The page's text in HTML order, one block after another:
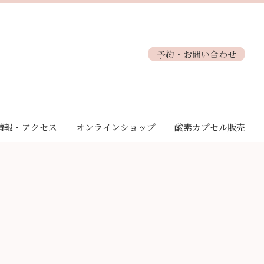
予約・お問い合わせ
報・アクセス オンラインショップ 酸素カプセル販売